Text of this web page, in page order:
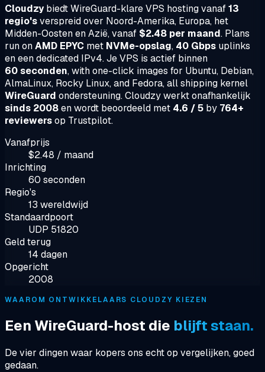
Cloudzybiedt WireGuard-klare VPS hosting vanaf13
regio'sverspreid over Noord-Amerika, Europa, het
Midden-Oosten en Azië, vanaf $2.48 per maand. Plans
run onAMD EPYC met NVMe-opslag, 40 Gbps uplinks
en een dedicated IPv4. Je VPS is actief binnen
60 seconden, with one-click images for Ubuntu, Debian,
AlmaLinux, Rocky Linux, and Fedora, all shipping kernel
WireGuard ondersteuning. Cloudzy werkt onafhankelijk
sinds 2008en wordt beoordeeld met 4.6 / 5 by 764+
reviewersop Trustpilot.
Vanafprijs
$2.48 / maand
Inrichting
60 seconden
Regio's
13 wereldwijd
Standaardpoort
UDP 51820
Geld terug
14 dagen
Opgericht
2008
WAAROM ONTWIKKELAARS CLOUDZY KIEZEN
Een WireGuard-host die blijft staan.
De vier dingen waar kopers ons echt op vergelijken, goed
gedaan.